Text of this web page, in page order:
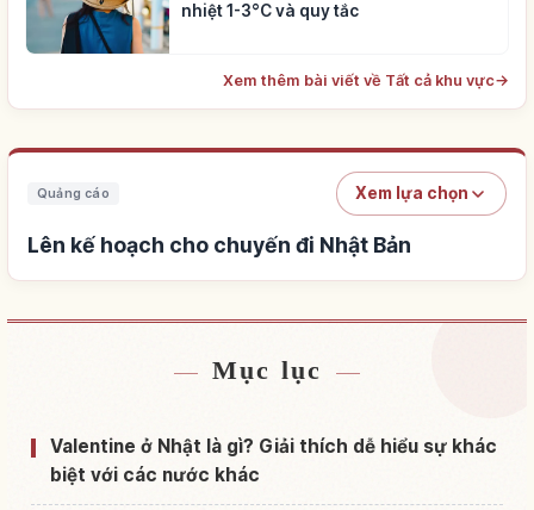
nhiệt 1-3°C và quy tắc
Xem thêm bài viết về Tất cả khu vực→
Quảng cáo Xem lựa chọn
Lên kế hoạch cho chuyến đi Nhật Bản
Tìm chỗ ở gần Nhật Bản
Tìm trải nghiệm tại Nhật Bản ↗
Mục lục
Valentine ở Nhật là gì? Giải thích dễ hiểu sự khác
biệt với các nước khác